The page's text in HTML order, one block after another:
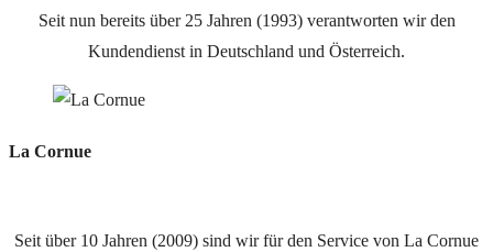
Seit nun bereits über 25 Jahren (1993) verantworten wir den
Kundendienst in Deutschland und Österreich.
La Cornue
Seit über 10 Jahren (2009) sind wir für den Service von La Cornue